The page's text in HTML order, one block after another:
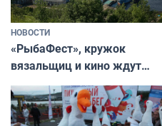
НОВОСТИ
«РыбаФест», кружок
вязальщиц и кино ждут
мурманчан в эти выходные